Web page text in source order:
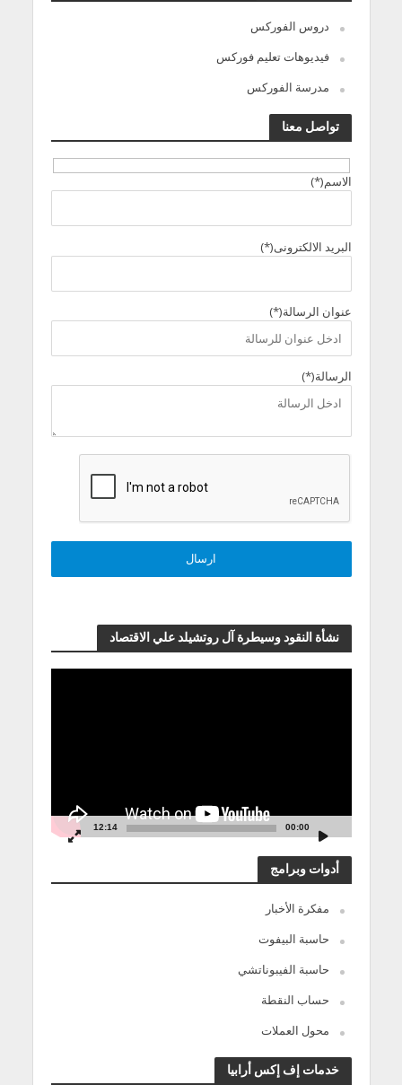
دروس الفوركس
فيديوهات تعليم فوركس
مدرسة الفوركس
تواصل معنا
الاسم(*)
البريد الالكترونى(*)
عنوان الرسالة(*)
الرسالة(*)
نشأة النقود وسيطرة آل روتشيلد علي الاقتصاد
00:00
12:14
أدوات وبرامج
مفكرة الأخبار
حاسبة البيفوت
حاسبة الفيبوناتشي
حساب النقطة
محول العملات
خدمات إف إكس أرابيا